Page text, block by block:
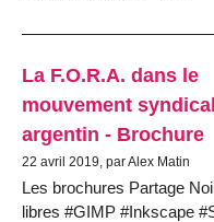
La F.O.R.A. dans le
mouvement syndical
argentin - Brochure
22 avril 2019, par Alex Matin
Les brochures Partage
libres #GIMP #Inkscape